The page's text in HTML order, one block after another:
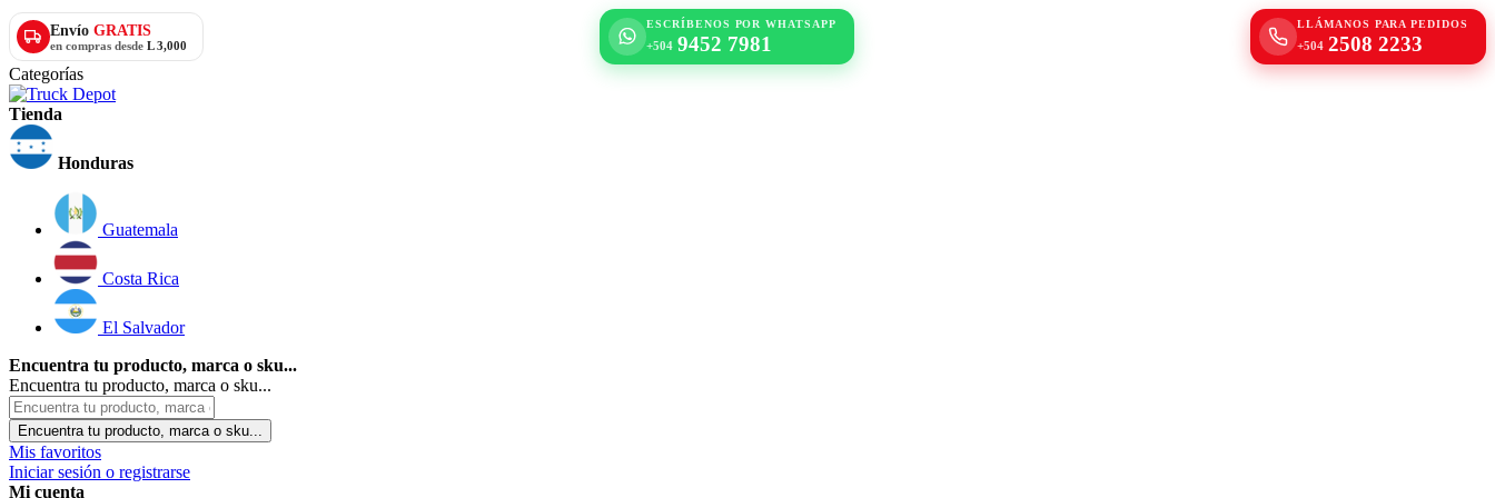
Envío GRATIS
en compras desde L 3,000
ESCRÍBENOS POR WHATSAPP
+504 9452 7981
LLÁMANOS PARA PEDIDOS
+504 2508 2233
Categorías
Tienda
Honduras
Guatemala
Costa Rica
El Salvador
Encuentra tu producto, marca o sku...
Encuentra tu producto, marca o sku...
Encuentra tu producto, marca o sku...
Mis favoritos
Iniciar sesión o registrarse
Mi cuenta